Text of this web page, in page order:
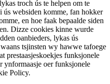
troch ús te helpen om te
ús websiden komme, fan hokker
en hoe faak bepaalde siden
Dizze cookies kinne wurde
oanbieders, lykas ús
tsjinsten wy hawwe tafoege
prestaasjeskoekjes funksjonele
ynformaasje oer funksjonele
Policy.